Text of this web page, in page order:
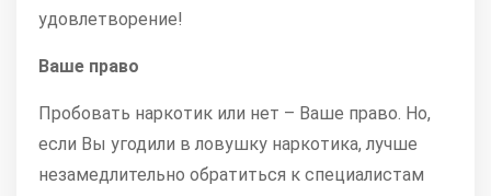
удовлетворение!
Ваше право
Пробовать наркотик или нет – Ваше право. Но,
если Вы угодили в ловушку наркотика, лучше
незамедлительно обратиться к специалистам